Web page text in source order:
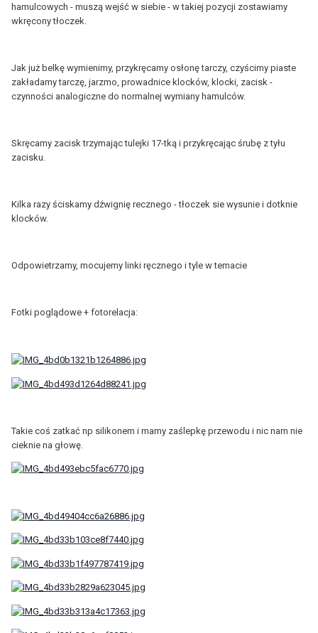
hamulcowych - muszą wejść w siebie - w takiej pozycji zostawiamy
wkręcony tłoczek.
Jak już belkę wymienimy, przykręcamy osłonę tarczy, czyścimy piaste
zakładamy tarczę, jarzmo, prowadnice klocków, klocki, zacisk -
czynności analogiczne do normalnej wymiany hamulców.
Skręcamy zacisk trzymając tulejki 17-tką i przykręcając śrubę z tyłu
zacisku.
Kilka razy ściskamy dźwignię recznego - tłoczek sie wysunie i dotknie
klocków.
Odpowietrzamy, mocujemy linki ręcznego i tyle w temacie
Fotki poglądowe + fotorelacja:
Takie coś zatkać np silikonem i mamy zaślepkę przewodu i nic nam nie
cieknie na głowę.